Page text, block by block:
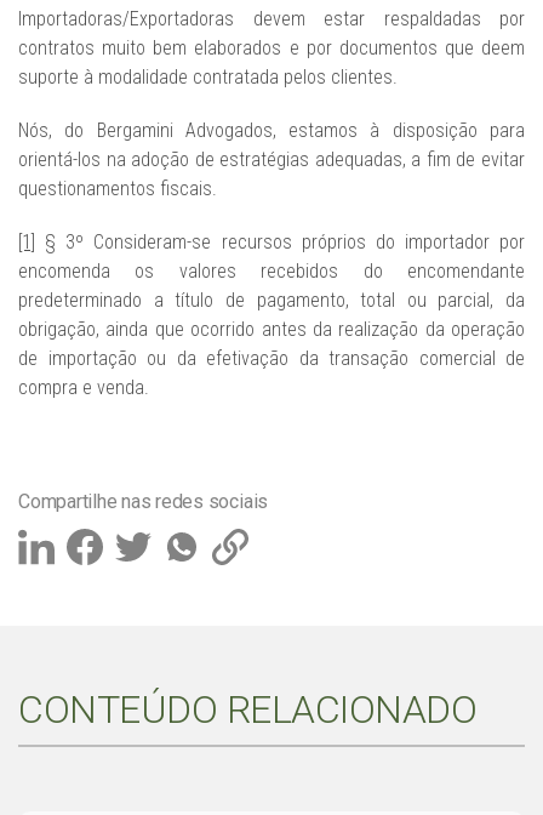
Importadoras/Exportadoras devem estar respaldadas por
contratos muito bem elaborados e por documentos que deem
suporte à modalidade contratada pelos clientes.
Nós, do Bergamini Advogados, estamos à disposição para
orientá-los na adoção de estratégias adequadas, a fim de evitar
questionamentos fiscais.
[1] § 3º Consideram-se recursos próprios do importador por
encomenda os valores recebidos do encomendante
predeterminado a título de pagamento, total ou parcial, da
obrigação, ainda que ocorrido antes da realização da operação
de importação ou da efetivação da transação comercial de
compra e venda.
Compartilhe nas redes sociais
CONTEÚDO RELACIONADO